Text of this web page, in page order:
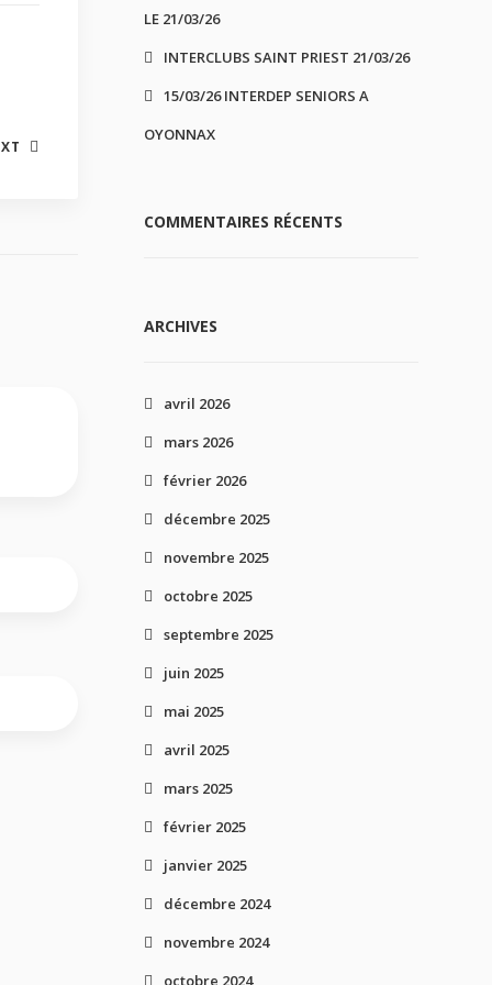
LE 21/03/26
INTERCLUBS SAINT PRIEST 21/03/26
15/03/26 INTERDEP SENIORS A
OYONNAX
COMMENTAIRES RÉCENTS
ARCHIVES
avril 2026
mars 2026
février 2026
décembre 2025
novembre 2025
octobre 2025
septembre 2025
juin 2025
mai 2025
avril 2025
mars 2025
février 2025
janvier 2025
décembre 2024
novembre 2024
octobre 2024